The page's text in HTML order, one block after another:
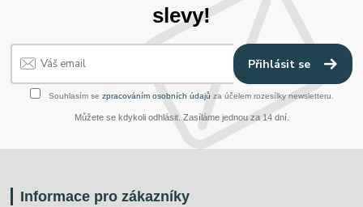
slevy!
Přihlásit se
Souhlasím se zpracováním osobních údajů za účelem rozesílky newsletteru.
Můžete se kdykoli odhlásit. Zasíláme jednou za 14 dní.
Informace pro zákazníky